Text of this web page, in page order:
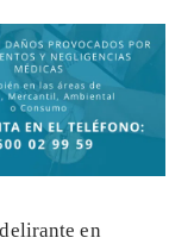
en